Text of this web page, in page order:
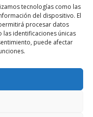
tecnologías como las
del dispositivo. El
procesar datos
identificaciones únicas
puede afectar